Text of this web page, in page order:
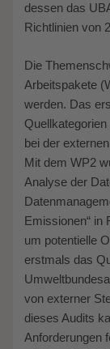
dessen das
Richtlinien von
Die
Arbeitspakete
werden. Das
bei der
Mit dem WP2
Analyse der
Emissionen“ in
um potentielle
erstmals das
von externer
dieses Audits
Anforderungen